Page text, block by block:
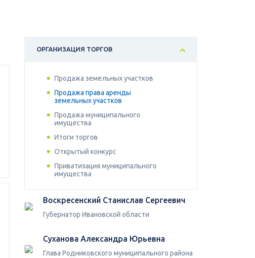
ОРГАНИЗАЦИЯ ТОРГОВ
Продажа земельных участков
Продажа права аренды
земельных участков
Продажа муниципального
имущества
Итоги торгов
Открытый конкурс
Приватизация муниципального
имущества
Воскресенский Станислав Сергеевич
Губернатор Ивановской области
Суханова Александра Юрьевна
Глава Родниковского муниципального района